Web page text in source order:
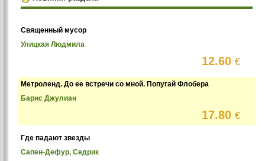
Священный мусор
Улицкая Людмила
12.60€
Метроленд. До ее встречи со мной. Попугай Флобера
Барнс Джулиан
17.80€
Где падают звезды
Сапен-Дефур, Седрик